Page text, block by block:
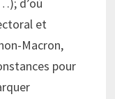
et
Macron,
pour